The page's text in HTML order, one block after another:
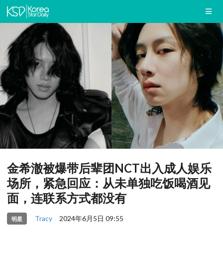
金希澈被爆带后辈团NCT出入成人娱乐
场所，紧急回应：从未单独吃饭喝酒见
面，连联系方式都没有
明星 Tracy 2024年6月5日 09:55